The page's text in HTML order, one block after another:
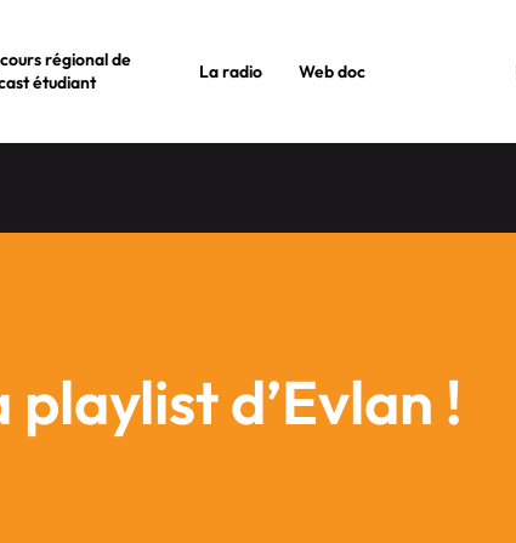
régional de
étudiant
La radio Web doc
d’Evlan !